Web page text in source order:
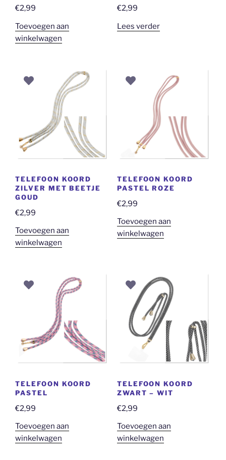
€2,99
Toevoegen aan
winkelwagen
€2,99
Lees verder
TELEFOON KOORD
ZILVER MET BEETJE
GOUD
€2,99
Toevoegen aan
winkelwagen
TELEFOON KOORD
PASTEL ROZE
€2,99
Toevoegen aan
winkelwagen
TELEFOON KOORD
PASTEL
€2,99
Toevoegen aan
winkelwagen
TELEFOON KOORD
ZWART – WIT
€2,99
Toevoegen aan
winkelwagen